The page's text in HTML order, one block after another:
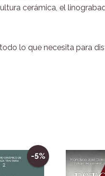
cerámica, el
lo que necesita para
-5%